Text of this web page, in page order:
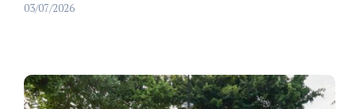
03/07/2026